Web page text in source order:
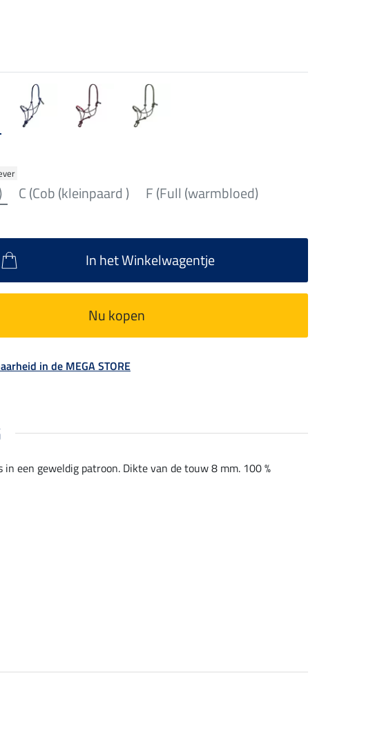
C (Cob (kleinpaard ) F (Full (warmbloed)
In het Winkelwagentje
Nu kopen
in de MEGA STORE
een geweldig patroon. Dikte van de touw 8 mm. 100 %